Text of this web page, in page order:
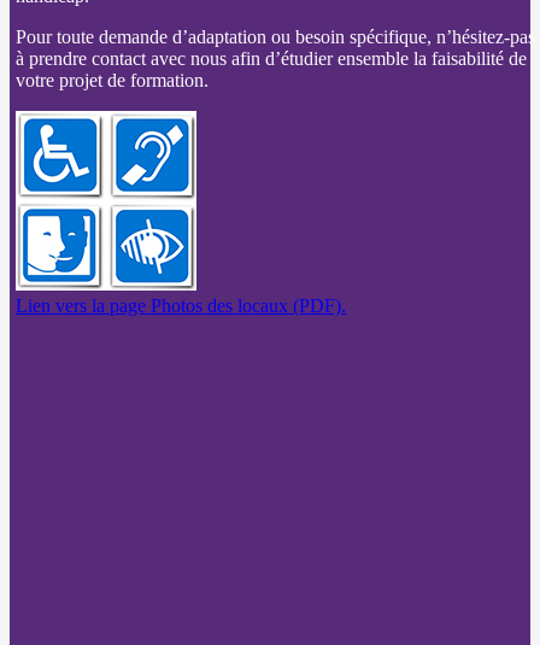
Pour toute demande d’adaptation ou besoin spécifique, n’hésitez-pas
à prendre contact avec nous afin d’étudier ensemble la faisabilité de
votre projet de formation.
Lien vers la page Photos des locaux (PDF).